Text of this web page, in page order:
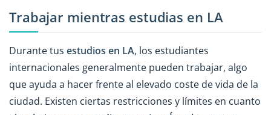
Trabajar mientras estudias en LA
Durante tus estudios en LA, los estudiantes
internacionales generalmente pueden trabajar, algo
que ayuda a hacer frente al elevado coste de vida de la
ciudad. Existen ciertas restricciones y límites en cuanto